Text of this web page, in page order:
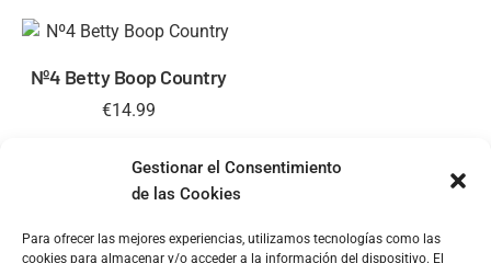
Gestionar el Consentimiento
de las Cookies
Para ofrecer las mejores experiencias, utilizamos tecnologías como las
cookies para almacenar y/o acceder a la información del dispositivo. El
Nº4 Betty Boop Country
€14.99
LEER MÁS